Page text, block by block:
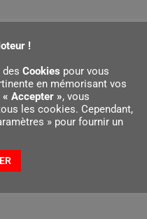
!
Cookies pour vous
en mémorisant vos
« Accepter », vous
les cookies. Cependant,
» pour fournir un